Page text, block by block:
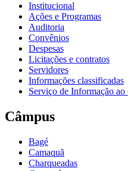
Institucional
Ações e Programas
Auditoria
Convênios
Despesas
Licitações e contratos
Servidores
Informações classificadas
Serviço de Informação
Câmpus
Bagé
Camaquã
Charqueadas